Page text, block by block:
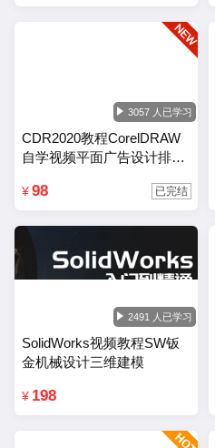
3057 人已学习
CDR2020教程CorelDRAW
自学视频平面广告设计排版
¥ 98 已完结
2491 人已学习
SolidWorks视频教程SW钣
金机械设计三维建模
¥ 198